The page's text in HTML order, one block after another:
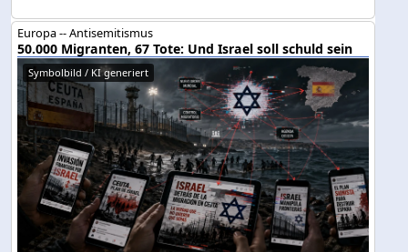
Europa -- Antisemitismus
50.000 Migranten, 67 Tote: Und Israel soll schuld sein
Symbolbild / KI generiert